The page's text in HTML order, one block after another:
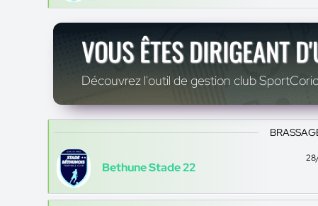
VOUS ÊTES DIRIGEANT
Découvrez l'outil de gestion club
Bethune Stade 22